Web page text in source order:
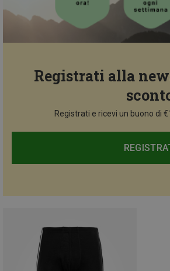
Registrati alla
Registrati e ricevi un buono di